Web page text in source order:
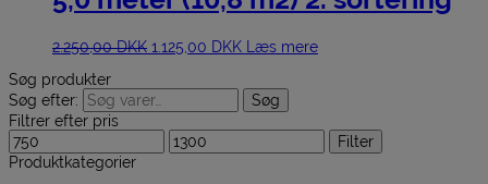
2.250,00DKK 1.125,00 DKK
Læs mere
Søg produkter
Søg efter:
Søg
Filtrer efter pris
Filter
Produktkategorier